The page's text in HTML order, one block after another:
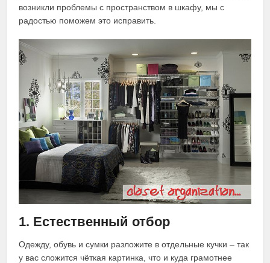
возникли проблемы с пространством в шкафу, мы с
радостью поможем это исправить.
1. Естественный отбор
Одежду, обувь и сумки разложите в отдельные кучки ‒ так
у вас сложится чёткая картинка, что и куда грамотнее